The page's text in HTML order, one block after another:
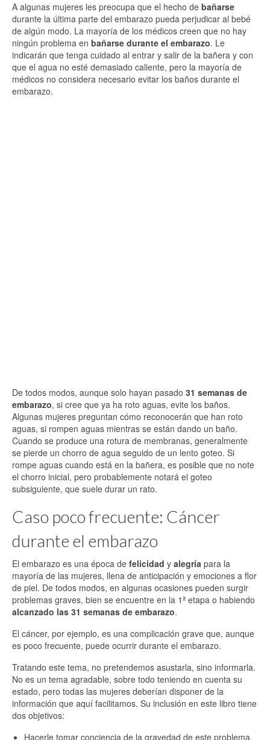
A algunas mujeres les preocupa que el hecho de bañarse
durante la última parte del embarazo pueda perjudicar al bebé
de algún modo. La mayoría de los médicos creen que no hay
ningún problema en bañarse durante el embarazo. Le
indicarán que tenga cuidado al entrar y salir de la bañera y con
que el agua no esté demasiado caliente, pero la mayoría de
médicos no considera necesario evitar los baños durante el
embarazo.
De todos modos, aunque solo hayan pasado 31 semanas de
embarazo, si cree que ya ha roto aguas, evite los baños.
Algunas mujeres preguntan cómo reconocerán que han roto
aguas, si rompen aguas mientras se están dando un baño.
Cuando se produce una rotura de membranas, generalmente
se pierde un chorro de agua seguido de un lento goteo. Si
rompe aguas cuando está en la bañera, es posible que no note
el chorro inicial, pero probablemente notará el goteo
subsiguiente, que suele durar un rato.
Caso poco frecuente: Cáncer
durante el embarazo
El embarazo es una época de felicidad y alegría para la
mayoría de las mujeres, llena de anticipación y emociones a flor
de piel. De todos modos, en algunas ocasiones pueden surgir
problemas graves, bien se encuentre en la 1ª etapa o habiendo
alcanzado las 31 semanas de embarazo.
El cáncer, por ejemplo, es una complicación grave que, aunque
es poco frecuente, puede ocurrir durante el embarazo.
Tratando este tema, no pretendemos asustarla, sino informarla.
No es un tema agradable, sobre todo teniendo en cuenta su
estado, pero todas las mujeres deberían disponer de la
información que aquí facilitamos. Su inclusión en este libro tiene
dos objetivos:
Hacerle tomar conciencia de la gravedad de este problema.